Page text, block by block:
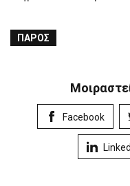
ΠΆΡΟΣ
Facebook